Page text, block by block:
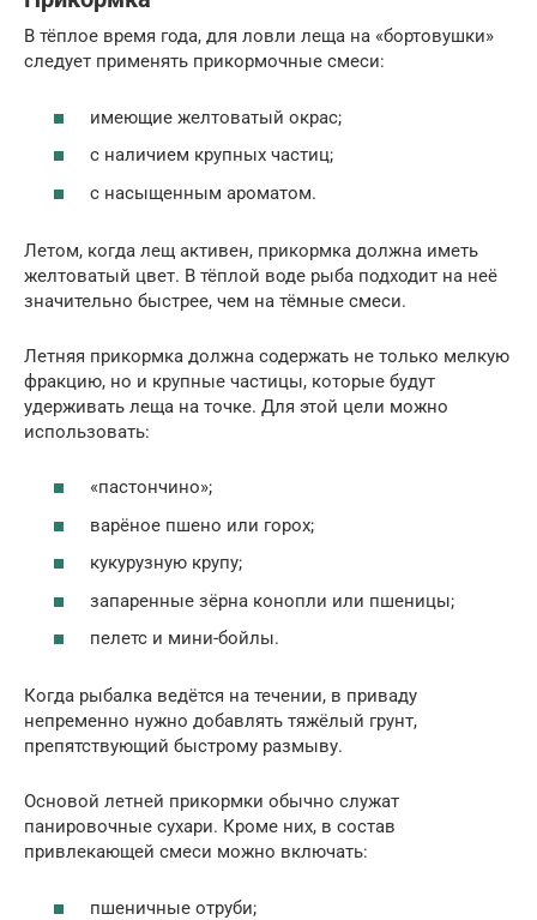
В тёплое время года, для ловли леща на «бортовушки»
следует применять прикормочные смеси:
имеющие желтоватый окрас;
с наличием крупных частиц;
с насыщенным ароматом.
Летом, когда лещ активен, прикормка должна иметь
желтоватый цвет. В тёплой воде рыба подходит на неё
значительно быстрее, чем на тёмные смеси.
Летняя прикормка должна содержать не только мелкую
фракцию, но и крупные частицы, которые будут
удерживать леща на точке. Для этой цели можно
использовать:
«пастончино»;
варёное пшено или горох;
кукурузную крупу;
запаренные зёрна конопли или пшеницы;
пелетс и мини-бойлы.
Когда рыбалка ведётся на течении, в приваду
непременно нужно добавлять тяжёлый грунт,
препятствующий быстрому размыву.
Основой летней прикормки обычно служат
панировочные сухари. Кроме них, в состав
привлекающей смеси можно включать:
пшеничные отруби;